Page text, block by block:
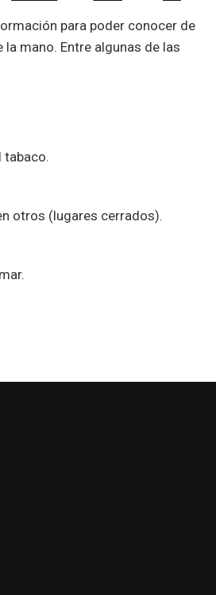
para poder conocer de
mano. Entre algunas de las
tabaco.
otros (lugares cerrados).